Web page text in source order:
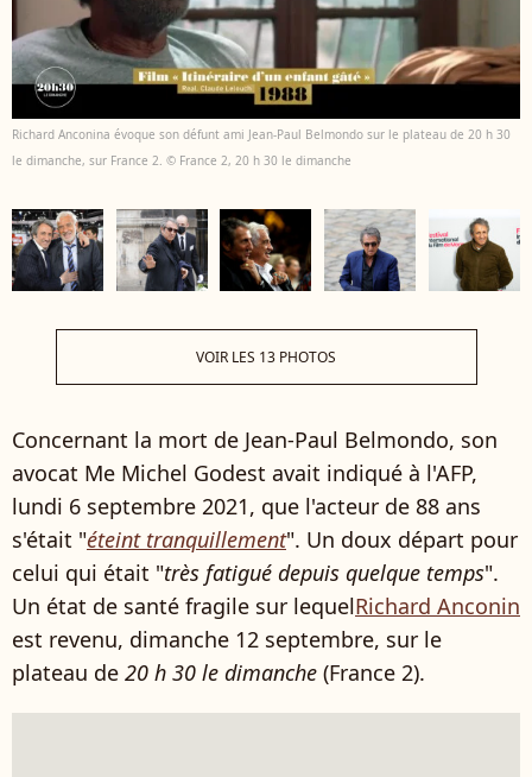
Richard Anconina évoque son défunt ami Jean-Paul Belmondo sur le plateau de 20 h 30
le dimanche, sur France 2. © France 2, 20 h 30 le dimanche
VOIR LES 13 PHOTOS
Concernant la mort de Jean-Paul Belmondo, son
avocat Me Michel Godest avait indiqué à l'AFP,
lundi 6 septembre 2021, que l'acteur de 88 ans
s'était "éteint tranquillement". Un doux départ pour
celui qui était "très fatigué depuis quelque temps".
Un état de santé fragile sur lequelRichard Anconin
est revenu, dimanche 12 septembre, sur le
plateau de 20 h 30 le dimanche (France 2).